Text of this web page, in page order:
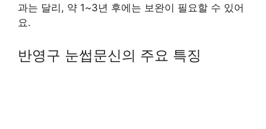
과는 달리, 약 1~3년 후에는 보완이 필요할 수 있어
요.
반영구 눈썹문신의 주요 특징